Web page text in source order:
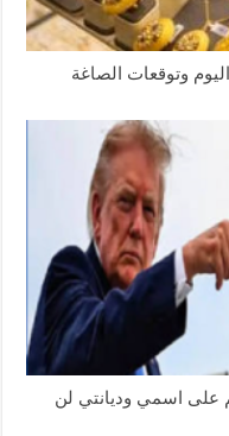
وتوقعات الصاغة
على اسمي وديانتي لن